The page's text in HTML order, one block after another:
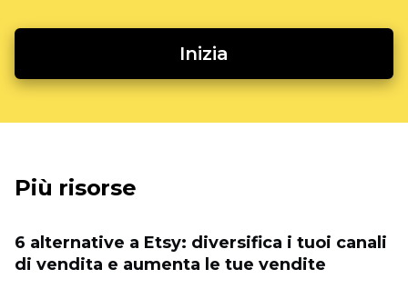
Inizia
Più risorse
6 alternative a Etsy: diversifica i tuoi canali
di vendita e aumenta le tue vendite